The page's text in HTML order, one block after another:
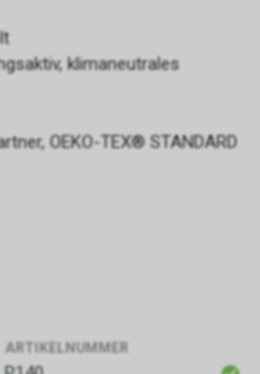
klimaneutrales
OEKO-TEX® STANDARD
ARTIKELNUMMER